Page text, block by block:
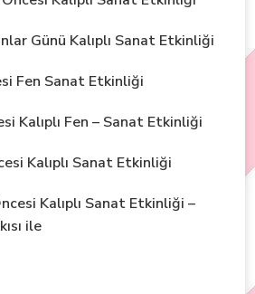
Günü Kalıplı Sanat Etkinliği
Fen Sanat Etkinliği
Kalıplı Fen – Sanat Etkinliği
Kalıplı Sanat Etkinliği
Kalıplı Sanat Etkinliği –
ile